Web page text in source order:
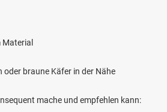
oder braune Käfer in der Nähe
mache und empfehlen kann: